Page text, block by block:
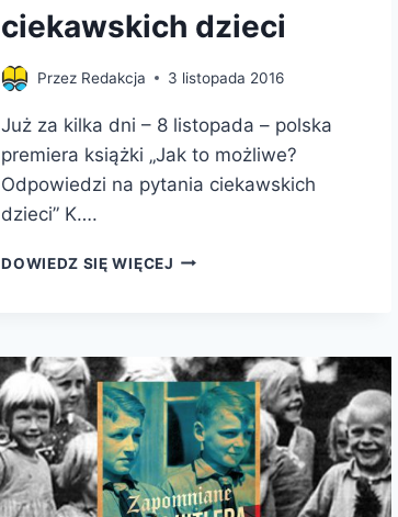
ciekawskich dzieci
Przez Redakcja 3 listopada 2016
Już za kilka dni – 8 listopada – polska
premiera książki „Jak to możliwe?
Odpowiedzi na pytania ciekawskich
dzieci” K….
DOWIEDZ SIĘ WIĘCEJ JAK
PYTANIA
CIEKAWSKICH
DZIECI